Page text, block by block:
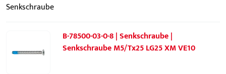
Senkschraube
B-78500-03-0-8 | Senkschraube |
Senkschraube M5/Tx25 LG25 XM VE10